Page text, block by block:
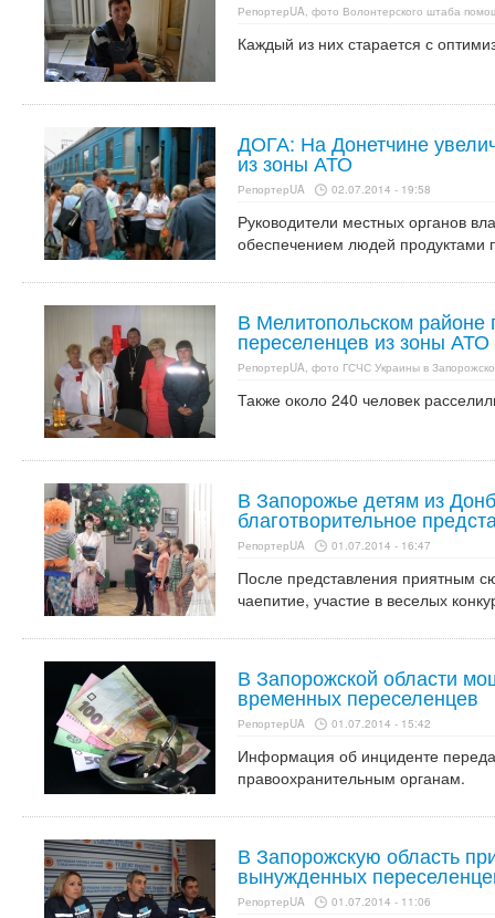
РепортерUA, фото Волонтерского штаба
Каждый из них старается с
ДОГА: На Донетчине
из зоны АТО
РепортерUA 02.07.2014 - 19:58
Руководители местных органов
обеспечением людей продуктами
В Мелитопольском районе
переселенцев из зоны АТО
РепортерUA, фото ГСЧС Украины в
Также около 240 человек
В Запорожье детям из
благотворительное
РепортерUA 01.07.2014 - 16:47
После представления приятным
чаепитие, участие в веселых
В Запорожской области
временных переселенцев
РепортерUA 01.07.2014 - 15:42
Информация об инциденте
правоохранительным органам.
В Запорожскую область
вынужденных
РепортерUA 01.07.2014 - 11:06